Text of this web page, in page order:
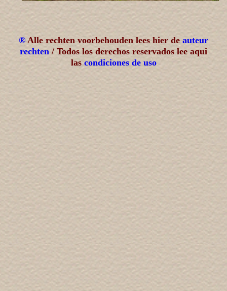
® Alle rechten voorbehouden lees hier de auteur
rechten / Todos los derechos reservados lee aqui
las condiciones de uso